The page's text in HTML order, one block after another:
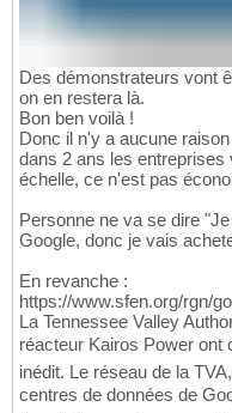
Des démonstrateurs vont
on en restera là.
Bon ben voilà !
Donc il n'y a aucune
dans 2 ans les entreprises
échelle, ce n'est pas
Personne ne va se dire
Google, donc je vais
En revanche :
https://www.sfen.org/rgn/
La Tennessee Valley
réacteur Kairos Power ont
inédit. Le réseau de la
centres de données de